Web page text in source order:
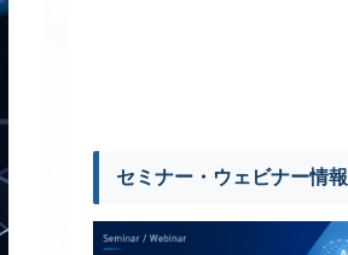
セミナー・ウェビナー情報